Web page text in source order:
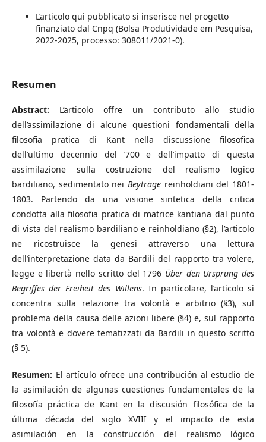
L’articolo qui pubblicato si inserisce nel progetto
finanziato dal Cnpq (Bolsa Produtividade em Pesquisa,
2022-2025, processo: 308011/2021-0).
Resumen
Abstract: L’articolo offre un contributo allo studio
dell’assimilazione di alcune questioni fondamentali della
filosofia pratica di Kant nella discussione filosofica
dell’ultimo decennio del ’700 e dell’impatto di questa
assimilazione sulla costruzione del realismo logico
bardiliano, sedimentato nei Beyträge reinholdiani del 1801-
1803. Partendo da una visione sintetica della critica
condotta alla filosofia pratica di matrice kantiana dal punto
di vista del realismo bardiliano e reinholdiano (§2), l’articolo
ne ricostruisce la genesi attraverso una lettura
dell’interpretazione data da Bardili del rapporto tra volere,
legge e libertà nello scritto del 1796 Über den Ursprung des
Begriffes der Freiheit des Willens. In particolare, l’articolo si
concentra sulla relazione tra volontà e arbitrio (§3), sul
problema della causa delle azioni libere (§4) e, sul rapporto
tra volontà e dovere tematizzati da Bardili in questo scritto
(§ 5).
Resumen: El artículo ofrece una contribución al estudio de
la asimilación de algunas cuestiones fundamentales de la
filosofía práctica de Kant en la discusión filosófica de la
última década del siglo XVIII y el impacto de esta
asimilación en la construcción del realismo lógico